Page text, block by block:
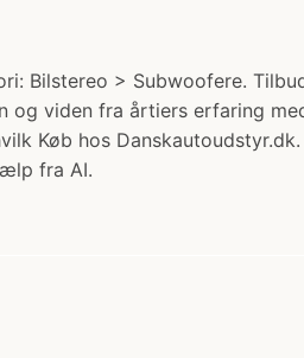
Bilstereo > Subwoofere.
viden fra årtiers erfaring
Køb hos Danskautoudstyr.dk.
fra AI.